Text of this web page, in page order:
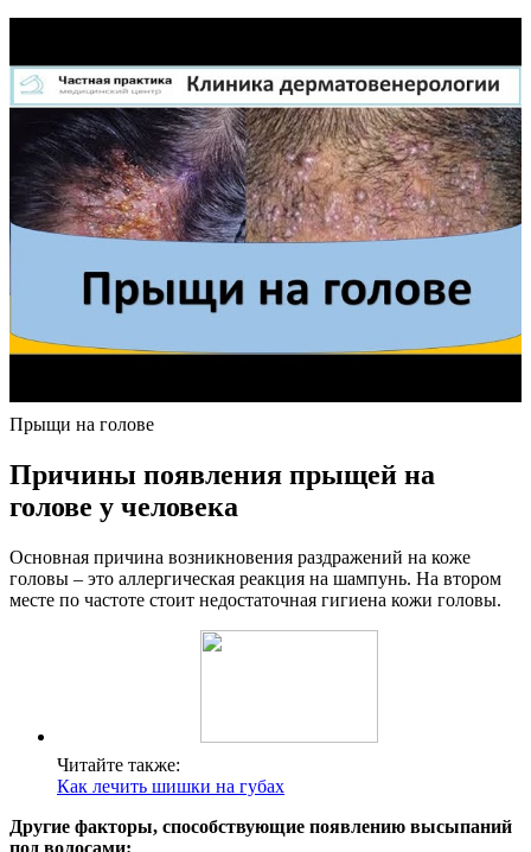
Прыщи на голове
Причины появления прыщей на
голове у человека
Основная причина возникновения раздражений на коже
головы – это аллергическая реакция на шампунь. На втором
месте по частоте стоит недостаточная гигиена кожи головы.
Читайте также:
Как лечить шишки на губах
Другие факторы, способствующие появлению высыпаний
под волосами: